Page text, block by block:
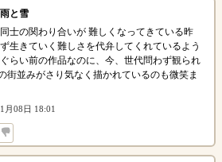
と雪
士の関わり合いが 難しくなってきている昨
生きていく難しさを代弁してくれているよう
らい前の作品なのに、今、世代問わず観られ
街並みがさり気なく描かれているのも微笑ま
月08日 18:01